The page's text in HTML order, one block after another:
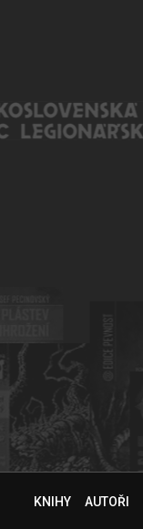
KNIHY AUTOŘI